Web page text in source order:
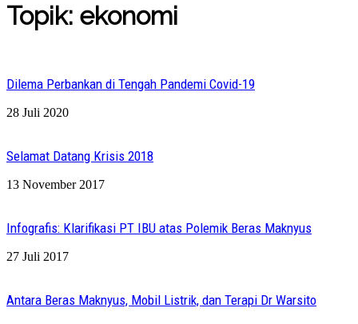
Topik: ekonomi
Dilema Perbankan di Tengah Pandemi Covid-19
28 Juli 2020
Selamat Datang Krisis 2018
13 November 2017
Infografis: Klarifikasi PT IBU atas Polemik Beras Maknyus
27 Juli 2017
Antara Beras Maknyus, Mobil Listrik, dan Terapi Dr Warsito